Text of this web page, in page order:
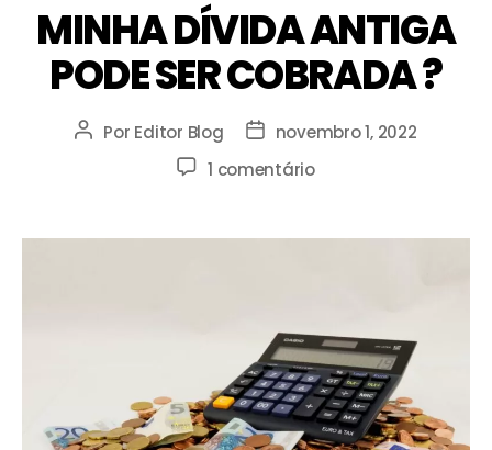
MINHA DÍVIDA ANTIGA
PODE SER COBRADA ?
Por Editor Blog
novembro 1, 2022
1 comentário